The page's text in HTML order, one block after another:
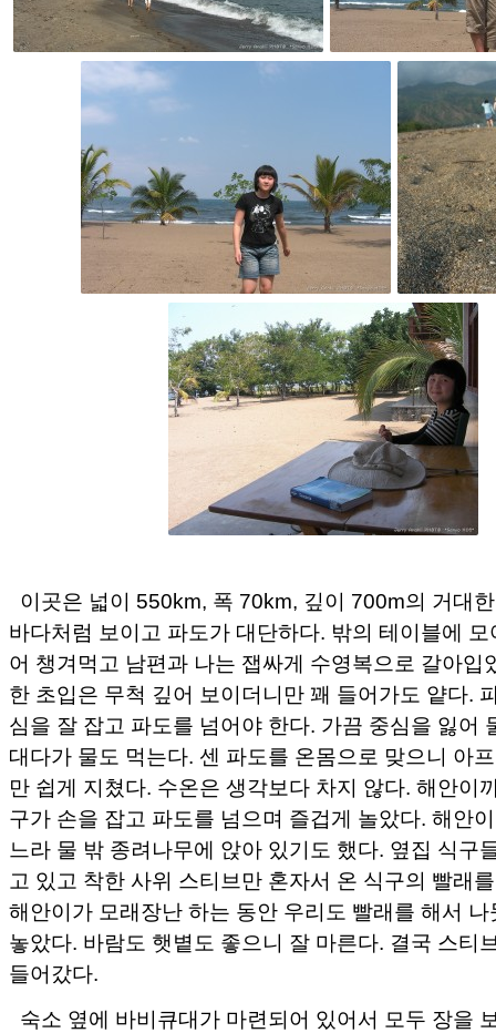
이곳은 넓이 550km, 폭 70km, 깊이 700m의 거대
바다처럼 보이고 파도가 대단하다. 밖의 테이블에
어 챙겨먹고 남편과 나는 잽싸게 수영복으로 갈아입
한 초입은 무척 깊어 보이더니만 꽤 들어가도 얕다.
심을 잘 잡고 파도를 넘어야 한다. 가끔 중심을 잃어
대다가 물도 먹는다. 센 파도를 온몸으로 맞으니 아
만 쉽게 지쳤다. 수온은 생각보다 차지 않다. 해안이
구가 손을 잡고 파도를 넘으며 즐겁게 놀았다. 해안
느라 물 밖 종려나무에 앉아 있기도 했다. 옆집 식구
고 있고 착한 사위 스티브만 혼자서 온 식구의 빨래
해안이가 모래장난 하는 동안 우리도 빨래를 해서
놓았다. 바람도 햇볕도 좋으니 잘 마른다. 결국 스티
들어갔다.
숙소 옆에 바비큐대가 마련되어 있어서 모두 장을